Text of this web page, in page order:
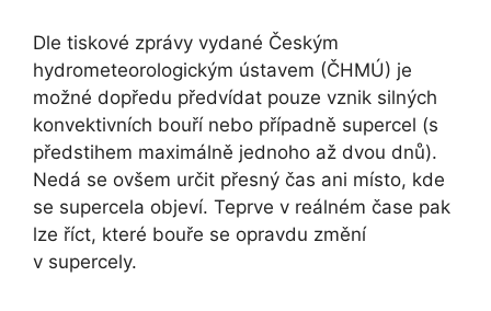
Dle tiskové zprávy vydané Českým
hydrometeorologickým ústavem (ČHMÚ) je
možné dopředu předvídat pouze vznik silných
konvektivních bouří nebo případně supercel (s
předstihem maximálně jednoho až dvou dnů).
Nedá se ovšem určit přesný čas ani místo, kde
se supercela objeví. Teprve v reálném čase pak
lze říct, které bouře se opravdu změní
v supercely.